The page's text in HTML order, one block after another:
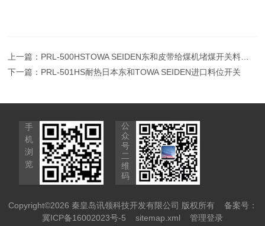
上一篇： PRL-500HSTOWA SEIDEN东和皮带给煤机堵煤开关料位计
下一篇： PRL-501HS耐热日本东和TOWA SEIDEN进口料位开关
手
机
浏
览
公
众
号
二
维
码
Copyright©2026 秦皇岛讯领科技开发有限公司 版权所有 备案号：
冀ICP备16002023号-5
sitemap.xml 管理登录